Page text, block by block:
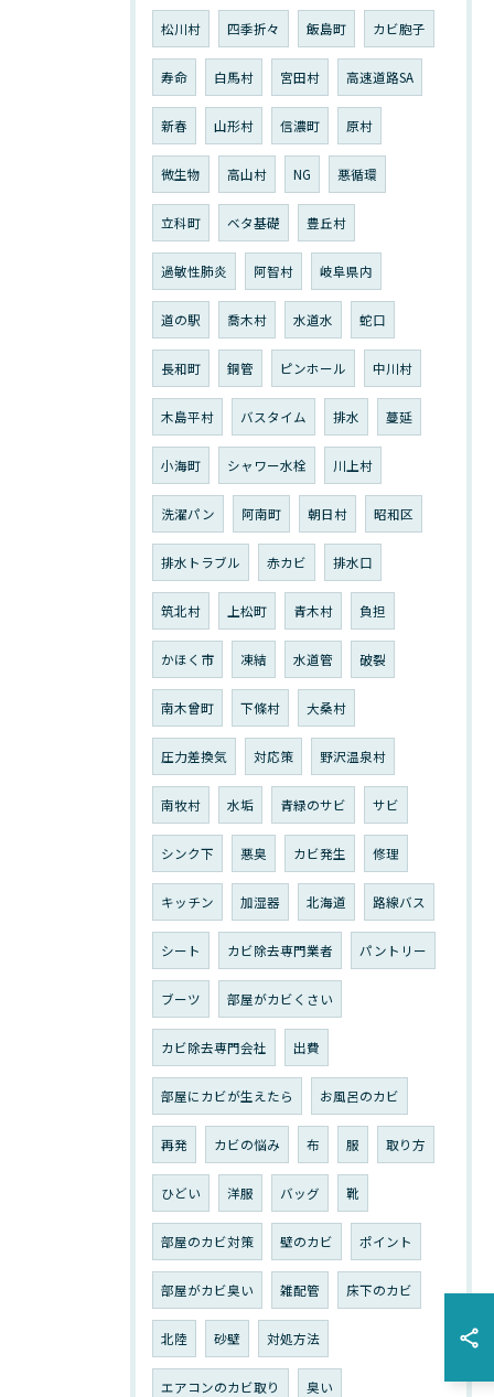
松川村 四季折々 飯島町 カビ胞子
寿命 白馬村 宮田村 高速道路SA
新春 山形村 信濃町 原村
微生物 高山村 NG 悪循環
立科町 ベタ基礎 豊丘村
過敏性肺炎 阿智村 岐阜県内
道の駅 喬木村 水道水 蛇口
長和町 銅管 ピンホール 中川村
木島平村 バスタイム 排水 蔓延
小海町 シャワー水栓 川上村
洗濯パン 阿南町 朝日村 昭和区
排水トラブル 赤カビ 排水口
筑北村 上松町 青木村 負担
かほく市 凍結 水道管 破裂
南木曾町 下條村 大桑村
圧力差換気 対応策 野沢温泉村
南牧村 水垢 青緑のサビ サビ
シンク下 悪臭 カビ発生 修理
キッチン 加湿器 北海道 路線バス
シート カビ除去専門業者 パントリー
ブーツ 部屋がカビくさい
カビ除去専門会社 出費
部屋にカビが生えたら お風呂のカビ
再発 カビの悩み 布 服 取り方
ひどい 洋服 バッグ 靴
部屋のカビ対策 壁のカビ ポイント
部屋がカビ臭い 雑配管 床下のカビ
北陸 砂壁 対処方法
エアコンのカビ取り 臭い